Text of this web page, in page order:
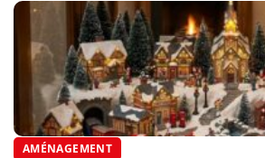
AMÉNAGEMENT